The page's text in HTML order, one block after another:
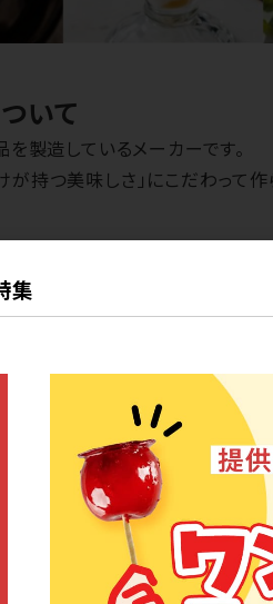
いて
製造しているメーカーです。
持つ美味しさ」にこだわって作
・種類：カ
・注文ロ
集